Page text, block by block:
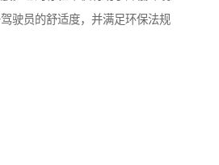
驶员的舒适度，并满足环保法规